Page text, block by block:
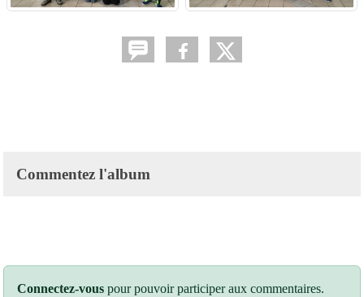
Commentez l'album
Connectez-vous pour pouvoir participer aux commentaires.